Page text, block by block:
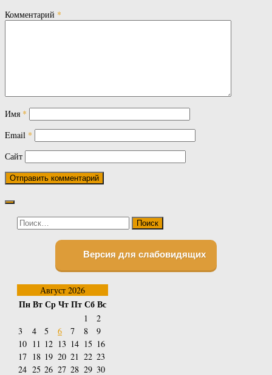
Комментарий *
Имя *
Email *
Сайт
Найти:
Версия для слабовидящих
Август 2026
ПнВтСрЧтПтСбВс
1
2
3
4 5 6 7 8
9
10 11 12 13 14 15 16
17 18 19 20 21 22 23
24 25 26 27 28 29 30